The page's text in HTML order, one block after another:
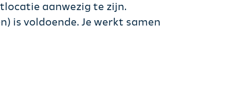
aanwezig te zijn.
is voldoende. Je werkt samen